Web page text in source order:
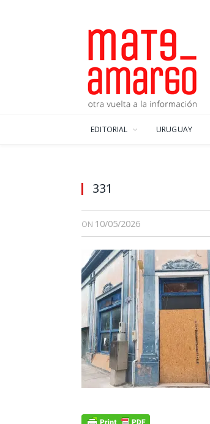
EDITORIAL URUGUAY
331
ON 10/05/2026